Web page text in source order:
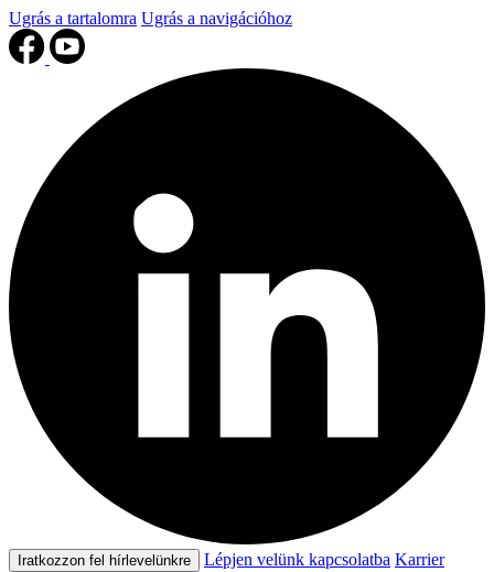
Ugrás a tartalomra Ugrás a navigációhoz
Iratkozzon fel hírlevelünkre Lépjen velünk kapcsolatba Karrier